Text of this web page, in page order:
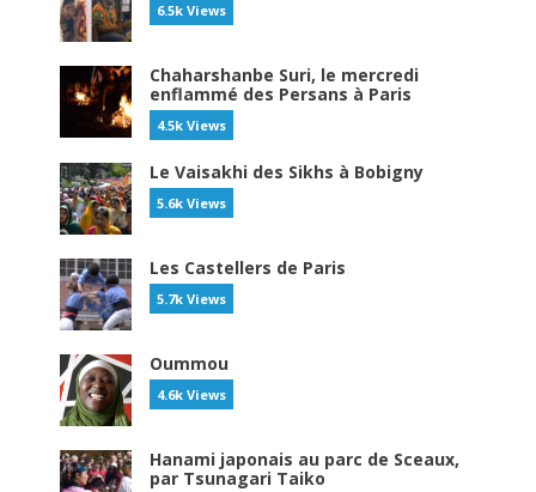
6.5k Views
Chaharshanbe Suri, le mercredi
enflammé des Persans à Paris
4.5k Views
Le Vaisakhi des Sikhs à Bobigny
5.6k Views
Les Castellers de Paris
5.7k Views
Oummou
4.6k Views
Hanami japonais au parc de Sceaux,
par Tsunagari Taiko